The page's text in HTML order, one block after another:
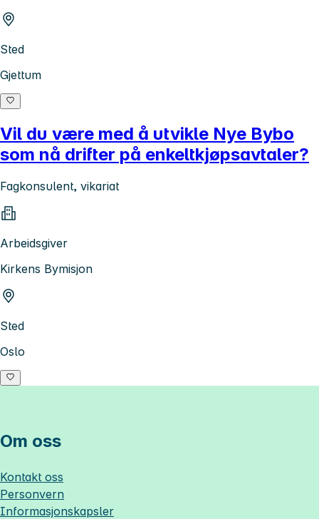
Sted
Gjettum
Vil du være med å utvikle Nye Bybo
som nå drifter på enkeltkjøpsavtaler?
Fagkonsulent, vikariat
Arbeidsgiver
Kirkens Bymisjon
Sted
Oslo
Om oss
Kontakt oss
Personvern
Informasjonskapsler